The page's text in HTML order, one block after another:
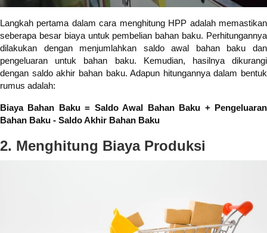
Langkah pertama dalam cara menghitung HPP adalah memastikan
seberapa besar biaya untuk pembelian bahan baku. Perhitungannya
dilakukan dengan menjumlahkan saldo awal bahan baku dan
pengeluaran untuk bahan baku. Kemudian, hasilnya dikurangi
dengan saldo akhir bahan baku. Adapun hitungannya dalam bentuk
rumus adalah:
Biaya Bahan Baku = Saldo Awal Bahan Baku + Pengeluaran
Bahan Baku - Saldo Akhir Bahan Baku
2. Menghitung Biaya Produksi